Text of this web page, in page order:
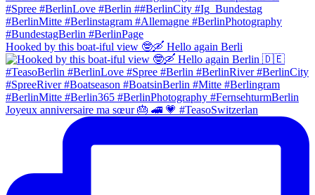
Hooked by this boat-iful view 🤓🛶 Hello again Berli
Joyeux anniversaire ma sœur 🎂 🚄 💗 #TeasoSwitzerlan